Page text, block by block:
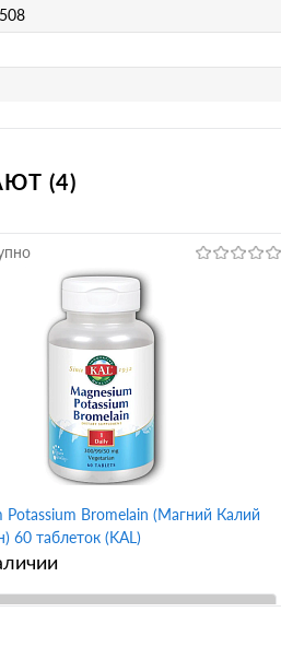
(4)
Potassium Bromelain (Магний Калий
60 таблеток (KAL)